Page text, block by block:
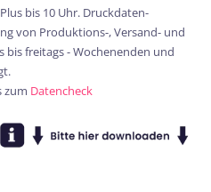
bis 10 Uhr. Druckdaten-
von Produktions-, Versand- und
freitags - Wochenenden und
zum Datencheck